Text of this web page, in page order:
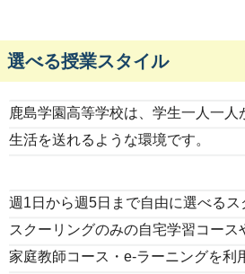
選べる授業スタイル
鹿島学園高等学校は、学生一人一人
生活を送れるような環境です。
週1日から週5日まで自由に選べる
スクーリングのみの自宅学習コース
家庭教師コース・e-ラーニングを利